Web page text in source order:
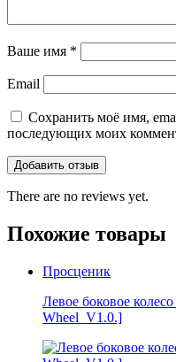
Ваше имя *
Email
Сохранить моё имя,
последующих моих
There are no reviews yet.
Похожие товары
Просценик
Левое боковое
Wheel_V1.0.]